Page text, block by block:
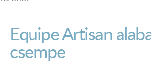
Equipe Artisan
csempe